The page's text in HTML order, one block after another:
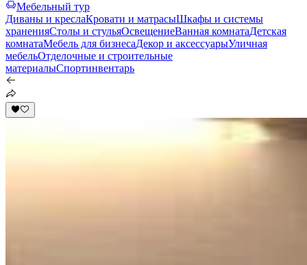
Мебельный тур
Диваны и креслаКровати и матрасыШкафы и системы
храненияСтолы и стульяОсвещениеВанная комнатаДетская
комнатаМебель для бизнесаДекор и аксессуарыУличная
мебельОтделочные и строительные
материалыСпортинвентарь